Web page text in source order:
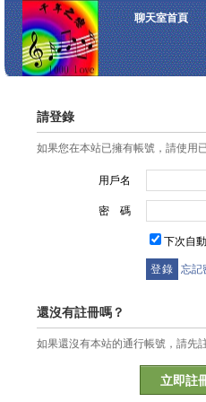
聊天室首頁
請登錄
如果您在本站已擁有帳號，請使用
用戶名
密 碼
下次自
忘記
還沒有註冊嗎？
如果還沒有本站的通行帳號，請先
立即註